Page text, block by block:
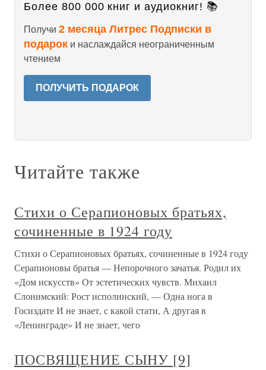
Более 800 000 книг и аудиокниг! 📚
Получи 2 месяца Литрес Подписки в
подарок и наслаждайся неограниченным
чтением
ПОЛУЧИТЬ ПОДАРОК
Читайте также
Стихи о Серапионовых братьях,
сочиненные в 1924 году
Стихи о Серапионовых братьях, сочиненные в 1924 году
Серапионовы братья — Непорочного зачатья. Родил их
«Дом искусств» От эстетических чувств. Михаил
Слонимский: Рост исполинский, — Одна нога в
Госиздате И не знает, с какой стати, А другая в
«Ленинграде» И не знает, чего
ПОСВЯЩЕНИЕ СЫНУ [9]